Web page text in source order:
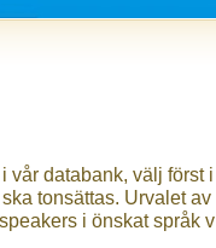
vår databank, välj först
tonsättas. Urvalet av
i önskat språk